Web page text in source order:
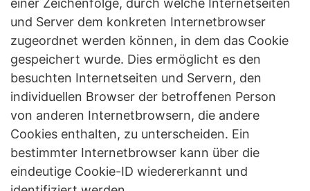
einer Zeichenfolge, durch welche Internetseiten
und Server dem konkreten Internetbrowser
zugeordnet werden können, in dem das Cookie
gespeichert wurde. Dies ermöglicht es den
besuchten Internetseiten und Servern, den
individuellen Browser der betroffenen Person
von anderen Internetbrowsern, die andere
Cookies enthalten, zu unterscheiden. Ein
bestimmter Internetbrowser kann über die
eindeutige Cookie-ID wiedererkannt und